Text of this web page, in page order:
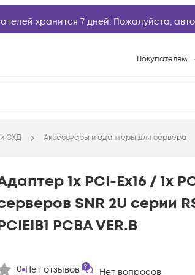
хранится 7 дней. Пожалуйста,
Покупателям
Возврат товара
Техническая
База знаний
Конфигураторы
СХД Аксессуары и адаптеры для сервера
1x PCI-Ex16 / 1x
SNR 2U серии
PCBA VER.B
0 Нет отзывов Нет вопросов